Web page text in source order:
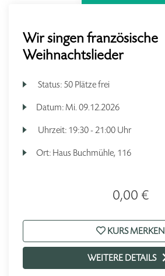
Wir singen französische
Weihnachtslieder
Status: 50 Plätze frei
Datum: Mi. 09.12.2026
Uhrzeit: 19:30 - 21:00 Uhr
Ort: Haus Buchmühle, 116
0,00 €
KURS MERKEN
WEITERE DETAILS